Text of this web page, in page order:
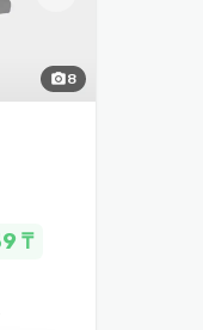
photo_camera8
₸